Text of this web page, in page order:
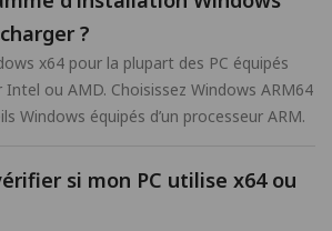
?
x64 pour la plupart des PC équipés
Intel ou AMD. Choisissez Windows ARM64
Windows équipés d’un processeur ARM.
si mon PC utilise x64 ou